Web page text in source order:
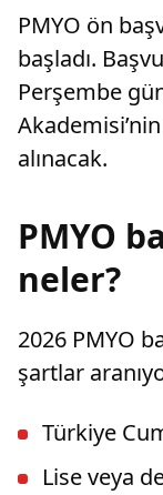
PMYO ön
başladı.
Perşembe
alınacak.
PMYO
neler?
2026 PMYO
şartlar
Türkiye
Lise veya